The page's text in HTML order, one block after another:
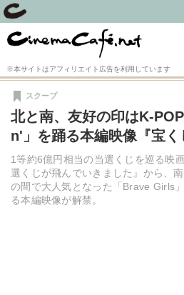
※本サイトはアフィリエイト広告を利用しています
北と南、友好の印はK-
n'」を踊る本編映像『宝く
1等約6億円相当の当選くじを巡る映
選くじが飛んでいきました』から、
の間で大人気となった「Brave Girls
る本編映像が解禁。
スクープ